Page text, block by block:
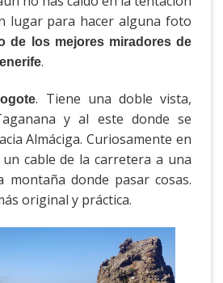
lugar para hacer alguna foto
de los mejores miradores de
.
. Tiene una doble vista,
y al este donde se
Almáciga. Curiosamente en
cable de la carretera a una
montaña donde pasar cosas.
original y práctica.